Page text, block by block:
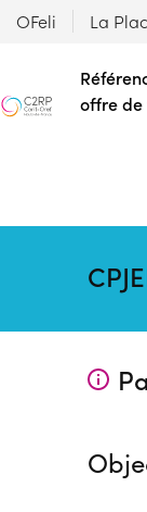
OFeli La
offre